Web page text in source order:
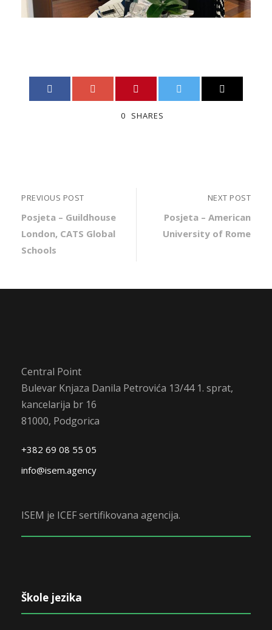
0 SHARES
PREVIOUS POST
Posjeta – Guildhouse
London, CATS Global
Schools
NEXT POST
Posjeta – American
University of Rome
Central Point
Bulevar Knjaza Danila Petrovića 13/44 1. sprat,
kancelarija br 16
81000, Podgorica
+382 69 08 55 05
info@isem.agency
ISEM je ICEF sertifikovana agencija.
Škole jezika